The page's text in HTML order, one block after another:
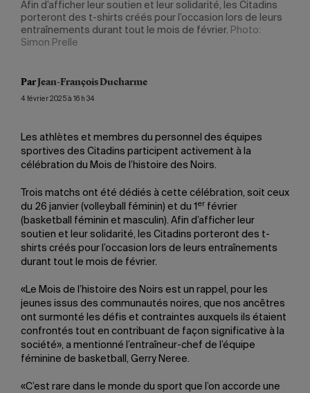
Afin d’afficher leur soutien et leur solidarité, les Citadins
porteront des t-shirts créés pour l’occasion lors de leurs
entraînements durant tout le mois de février. Photo:
Simon Prelle
ParJean-François Ducharme
4 février 2025 à 16 h 34
Les athlètes et membres du personnel des équipes
sportives des Citadins participent activement à la
célébration du Mois de l’histoire des Noirs.
Trois matchs ont été dédiés à cette célébration, soit ceux
du 26 janvier (volleyball féminin) et du 1 er février
(basketball féminin et masculin). Afin d’afficher leur
soutien et leur solidarité, les Citadins porteront des t-
shirts créés pour l’occasion lors de leurs entraînements
durant tout le mois de février.
«Le Mois de l’histoire des Noirs est un rappel, pour les
jeunes issus des communautés noires, que nos ancêtres
ont surmonté les défis et contraintes auxquels ils étaient
confrontés tout en contribuant de façon significative à la
société», a mentionné l’entraîneur-chef de l’équipe
féminine de basketball, Gerry Neree.
«C’est rare dans le monde du sport que l’on accorde une